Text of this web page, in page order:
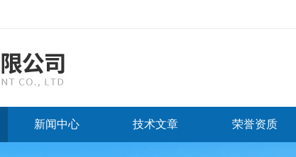
新闻中心 技术文章 荣誉资质